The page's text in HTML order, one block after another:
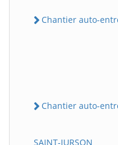
Chantier auto-
Chantier auto-
SAINT-JURSON